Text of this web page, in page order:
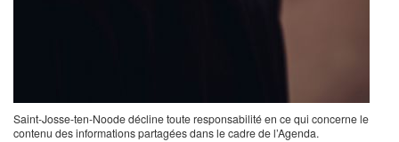
Saint-Josse-ten-Noode décline toute responsabilité en ce qui concerne le
contenu des informations partagées dans le cadre de l’Agenda.